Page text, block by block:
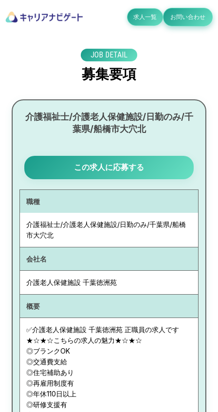
求人一覧 お問い合わせ
JOB DETAIL
募集要項
介護福祉士/介護老人保健施設/日勤のみ/千
葉県/船橋市大穴北
この求人に応募する
職種
介護福祉士/介護老人保健施設/日勤のみ/千葉県/船橋
市大穴北
会社名
介護老人保健施設 千葉徳洲苑
概要
✅介護老人保健施設 千葉徳洲苑 正職員の求人です
★☆★☆こちらの求人の魅力★☆★☆
◎ブランクOK
◎交通費支給
◎住宅補助あり
◎再雇用制度有
◎年休110日以上
◎研修支援有